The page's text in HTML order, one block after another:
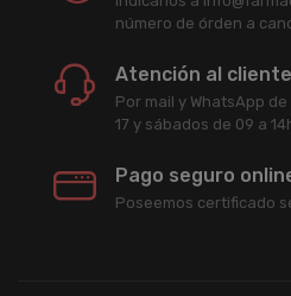
número de órden a
Atención al cliente
Por mail y WhatsApp
17 y sábados de 09 a
Pago seguro
Poseemos certificado